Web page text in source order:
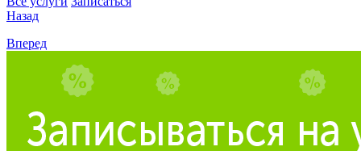
Назад
Вперед